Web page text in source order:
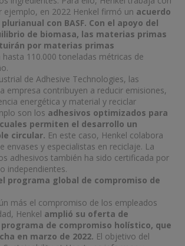
ejemplo, en 2022 Henkel firmó un acuerdo
con BASF. Con el apoyo del
de biomasa, las materias primas
por materias primas
hasta 110.000 toneladas métricas de
de Adhesive Technologies, las
empresa contribuyen a reducir emisiones,
energética y material y reciclar
son los adhesivos optimizados para
permiten el desarrollo un
circular. En este caso, Henkel colabora
envases y especialistas en reciclaje. La
adhesivos también ha sido certificada por
independientes.
programa global de compromiso de
más el compromiso de los empleados
Henkel amplió su oferta de
de compromiso holístico, que
en marzo de 2022. El objetivo del